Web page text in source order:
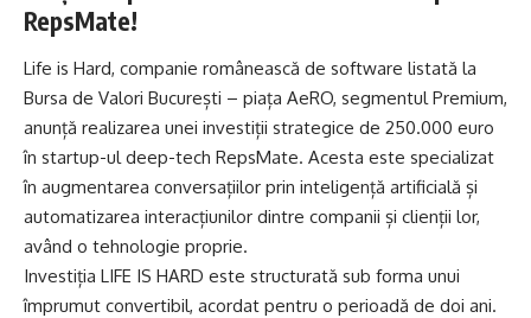
RepsMate!
Life is Hard, companie românească de software listată la
Bursa de Valori București – piața AeRO, segmentul Premium,
anunță realizarea unei investiții strategice de 250.000 euro
în startup-ul deep-tech RepsMate. Acesta este specializat
în augmentarea conversațiilor prin inteligență artificială și
automatizarea interacțiunilor dintre companii și clienții lor,
având o tehnologie proprie.
Investiția LIFE IS HARD este structurată sub forma unui
împrumut convertibil, acordat pentru o perioadă de doi ani.